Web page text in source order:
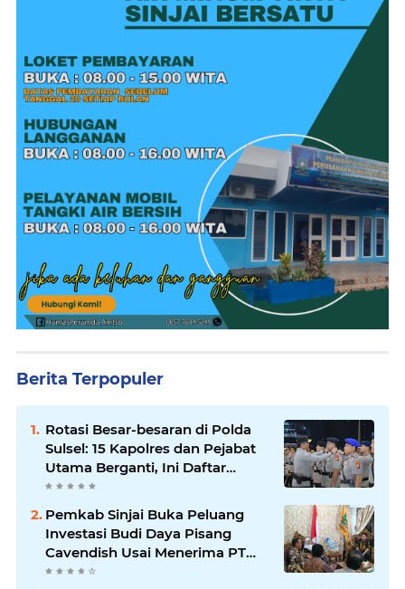
Berita Terpopuler
Rotasi Besar-besaran di Polda
Sulsel: 15 Kapolres dan Pejabat
Utama Berganti, Ini Daftar
Lengkapnya
Pemkab Sinjai Buka Peluang
Investasi Budi Daya Pisang
Cavendish Usai Menerima PT
GGF